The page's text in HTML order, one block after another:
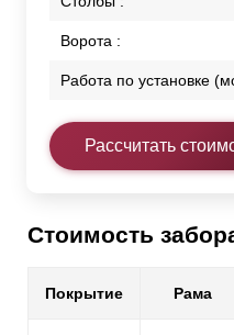
Ворота :
Работа по установке
Рассчитать
Стоимость
Покрытие Рама